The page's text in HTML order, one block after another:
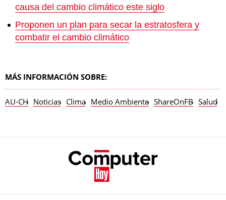
causa del cambio climático este siglo
Proponen un plan para secar la estratosfera y
combatir el cambio climático
MÁS INFORMACIÓN SOBRE:
AU-CH Noticias Clima Medio Ambiente ShareOnFB Salud